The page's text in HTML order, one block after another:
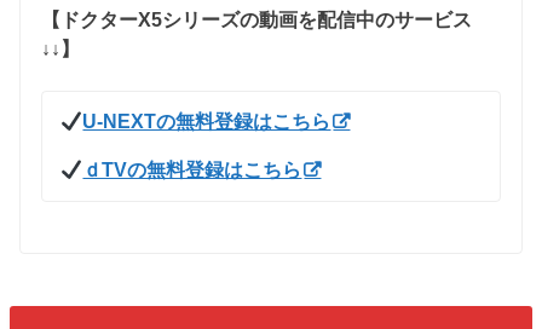
【ドクターX5シリーズの動画を配信中のサービス
↓↓】
U-NEXTの無料登録はこちら
ｄTVの無料登録はこちら